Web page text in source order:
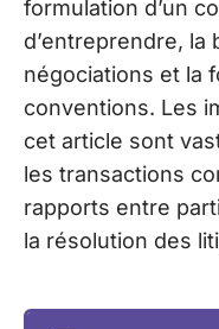
formulation d’un
d’entreprendre, la
négociations et la
conventions. Les
cet article sont
les transactions
rapports entre
la résolution des